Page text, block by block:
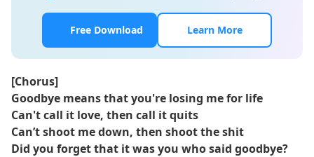
Free Download Learn More
[Chorus]
Goodbye means that you're losing me for life
Can't call it love, then call it quits
Can’t shoot me down, then shoot the shit
Did you forget that it was you who said goodbye?